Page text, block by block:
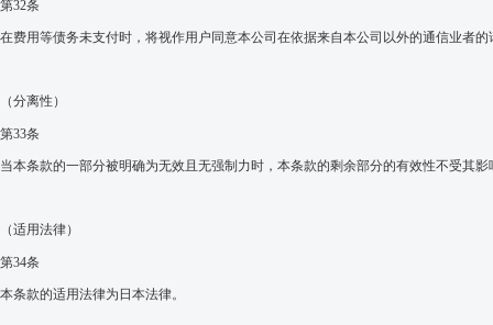
第32条
在费用等债务未支付时，将视作用 户 同意本公司在依据来自本公司以外的通信业者
（分离性）
第33条
当本条款的一部分被明确为无效且无强制力时， 本条款的剩余部分的有效性不受其影
（适用法律）
第34条
本条款的适用法律为 日本法律。